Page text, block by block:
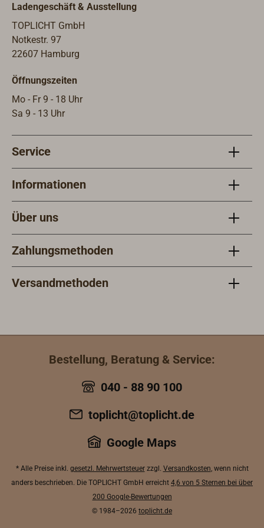
Ladengeschäft & Ausstellung
TOPLICHT GmbH
Notkestr. 97
22607 Hamburg
Öffnungszeiten
Mo - Fr 9 - 18 Uhr
Sa 9 - 13 Uhr
Service
Informationen
Über uns
Zahlungsmethoden
Versandmethoden
Bestellung, Beratung & Service:
040 - 88 90 100
toplicht@toplicht.de
Google Maps
* Alle Preise inkl. gesetzl. Mehrwertsteuerzzgl. Versandkosten, wenn nicht
anders beschrieben. Die TOPLICHT GmbH erreicht 4,6 von 5 Sternen bei über
200 Google-Bewertungen
© 1984–2026 toplicht.de